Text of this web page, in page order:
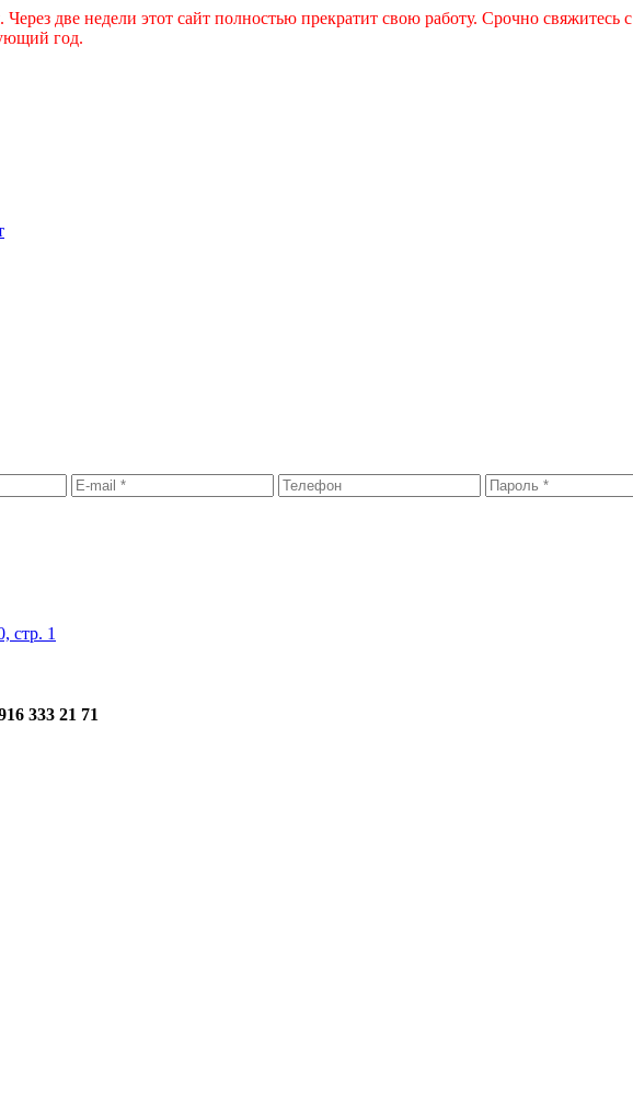
две недели этот сайт полностью прекратит свою работу. Срочно свяжитесь с
год.
стр. 1
333 21 71